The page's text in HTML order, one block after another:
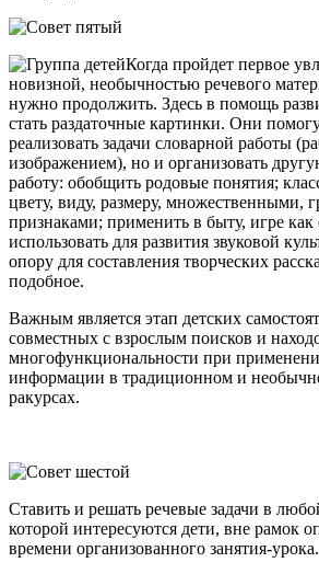
Когда пройдет первое
новизной, необычностью речевого
нужно продолжить. Здесь в помощь
стать раздаточные картинки. Они
реализовать задачи словарной работы
изображением), но и организовать
работу: обобщить родовые понятия;
цвету, виду, размеру, множественными,
признаками; применить в быту, игре
использовать для развития звуковой
опору для составления творческих
подобное.
Важным является этап детских
совместных с взрослым поисков и
многофункциональности при
информации в традиционном и
ракурсах.
Ставить и решать речевые задачи в
которой интересуются дети, вне рамок
времени организованного занятия-урока.